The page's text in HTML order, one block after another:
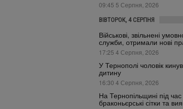
09:45 5 Серпня, 2026
ВІВТОРОК, 4 СЕРПНЯ
Військові, звільнені
служби, отримали нові
17:25 4 Серпня, 2026
У Тернополі чоловік
дитину
16:30 4 Серпня, 2026
На Тернопільщині під
браконьєрські сітки та